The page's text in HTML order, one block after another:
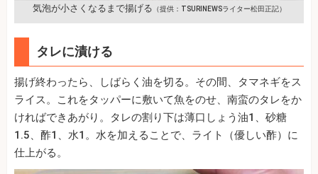
気泡が小さくなるまで揚げる （提供：TSURINEWSライター松田正記）
タレに漬ける
揚げ終わったら、しばらく油を切る。その間、タマネギをス
ライス。これをタッパーに敷いて魚をのせ、南蛮のタレをか
ければできあがり。タレの割り下は薄口しょう油1、砂糖
1.5、酢1、水1。水を加えることで、ライト（優しい酢）に
仕上がる。